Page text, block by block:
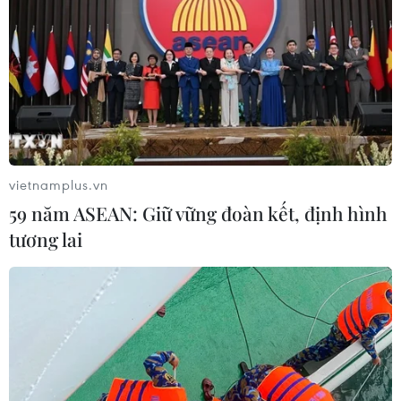
Xuân Phúc.
Chủ tịch nước Nguyễn Xuân Phúc
hội kiến Chủ tịch Hạ viện Indonesia
vietnamplus.vn
59 năm ASEAN: Giữ vững đoàn kết, định hình
tương lai